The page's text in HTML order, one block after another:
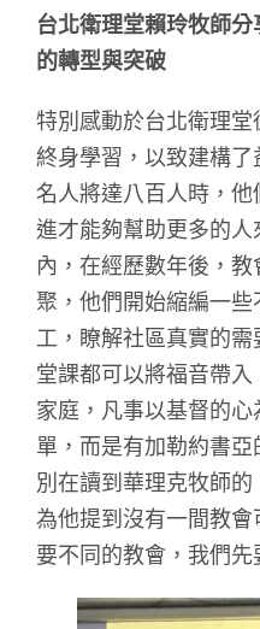
台北衛理堂賴玲牧師
的轉型與突破
特別感動於台北衛理
終身學習，以致建構
名人將達八百人時，
進才能夠幫助更多的
內，在經歷數年後，
聚，他們開始縮編一些
工，瞭解社區真實的
堂課都可以將福音帶
家庭，凡事以基督的
單，而是有加勒約書
別在讀到華理克牧師
為他提到沒有一間教
要不同的教會，我們先